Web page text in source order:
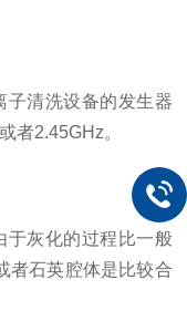
清洗设备的发生器
者2.45GHz。
灰化的过程比一般
者石英腔体是比较合